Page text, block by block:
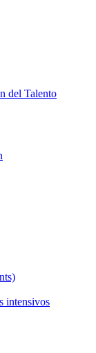
del Talento
intensivos